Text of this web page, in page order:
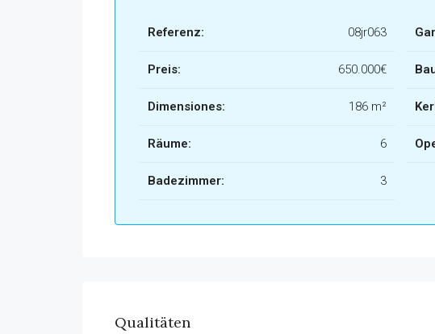
Referenz: 08jr063
Preis: 650.000€
Dimensiones: 186 m²
Räume: 6
Badezimmer: 3
Qualitäten